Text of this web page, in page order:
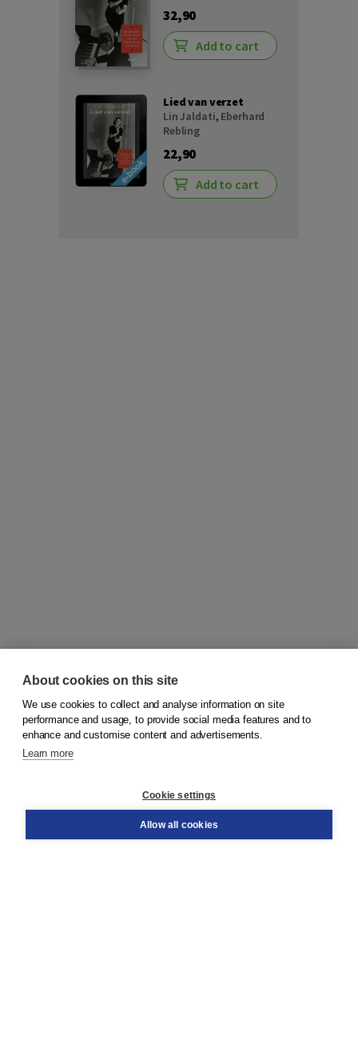
32,90
Add to cart
Lied van verzet
Lin Jaldati, Eberhard
Rebling
22,90
Add to cart
© 2026Koninklijke Boom uitgevers
Order
About cookies on this site
We use cookies to collect and analyse information on site
performance and usage, to provide social media features and to
enhance and customise content and advertisements.
Learn more
Cookie settings
Allow all cookies